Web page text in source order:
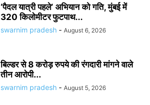
‘पैदल यात्री पहले’ अभियान को गति, मुंबई में
320 किलोमीटर फुटपाथ...
swarnim pradesh - August 6, 2026
बिल्डर से 8 करोड़ रुपये की रंगदारी मांगने वाले
तीन आरोपी...
swarnim pradesh - August 5, 2026